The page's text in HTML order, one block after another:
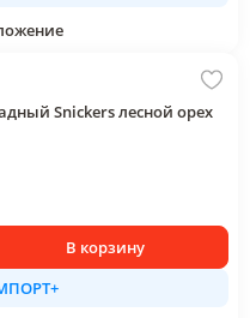
Snickers лесной орех
В корзину